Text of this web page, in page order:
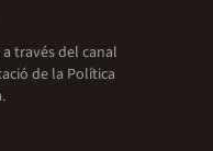
través del canal
de la Política